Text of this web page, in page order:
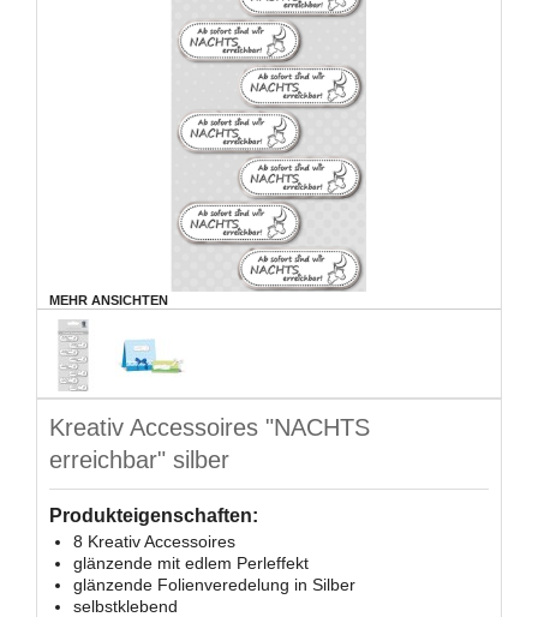
MEHR ANSICHTEN
Kreativ Accessoires "NACHTS
erreichbar" silber
Produkteigenschaften:
8 Kreativ Accessoires
glänzende mit edlem Perleffekt
glänzende Folienveredelung in Silber
selbstklebend